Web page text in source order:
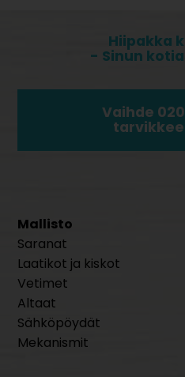
Hiipakka
- Sinun
Vaihde
Mallisto
Saranat
Laatikot ja kiskot
Vetimet
Altaat
Sähköpöydät
Mekanismit